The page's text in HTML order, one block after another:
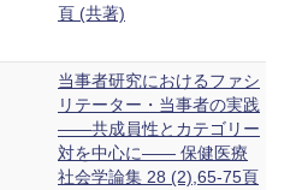
頁 (共著)
当事者研究におけるファシ
リテーター・当事者の実践
——共成員性とカテゴリー
対を中心に—— 保健医療
社会学論集 28 (2),65-75頁